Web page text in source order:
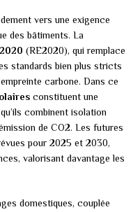
vers une exigence
des bâtiments. La
(RE2020), qui remplace
standards bien plus stricts
carbone. Dans ce
constituent une
combinent isolation
de CO2. Les futures
pour 2025 et 2030,
valorisant davantage les
domestiques, couplée